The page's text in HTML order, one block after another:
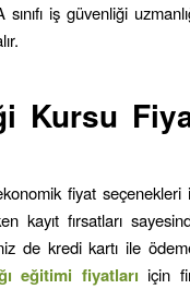
iş güvenliği
Kursu
fiyat seçenekleri
kayıt fırsatları
de kredi kartı ile
eğitimi fiyatları için